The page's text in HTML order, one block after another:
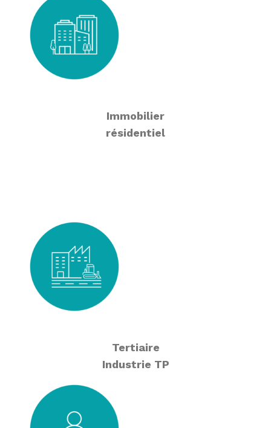
Immobilier
résidentiel
Tertiaire
Industrie TP